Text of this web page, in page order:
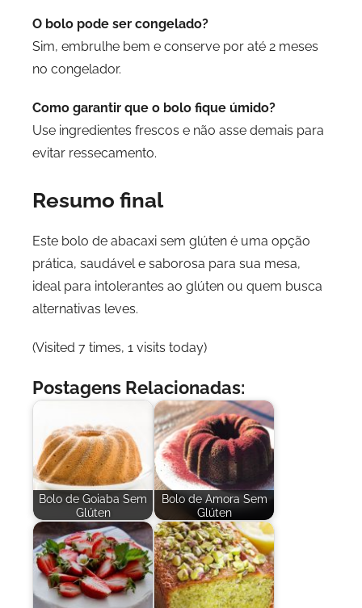
O bolo pode ser congelado?
Sim, embrulhe bem e conserve por até 2 meses
no congelador.
Como garantir que o bolo fique úmido?
Use ingredientes frescos e não asse demais para
evitar ressecamento.
Resumo final
Este bolo de abacaxi sem glúten é uma opção
prática, saudável e saborosa para sua mesa,
ideal para intolerantes ao glúten ou quem busca
alternativas leves.
(Visited 7 times, 1 visits today)
Postagens Relacionadas:
Bolo de Goiaba Sem
Glúten
Bolo de Amora Sem
Glúten